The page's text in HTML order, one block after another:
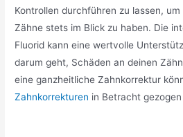
Kontrollen durchführen zu lassen,
Zähne stets im Blick zu haben. Die
Fluorid kann eine wertvolle
darum geht, Schäden an deinen
eine ganzheitliche Zahnkorrektur
Zahnkorrekturen in Betracht